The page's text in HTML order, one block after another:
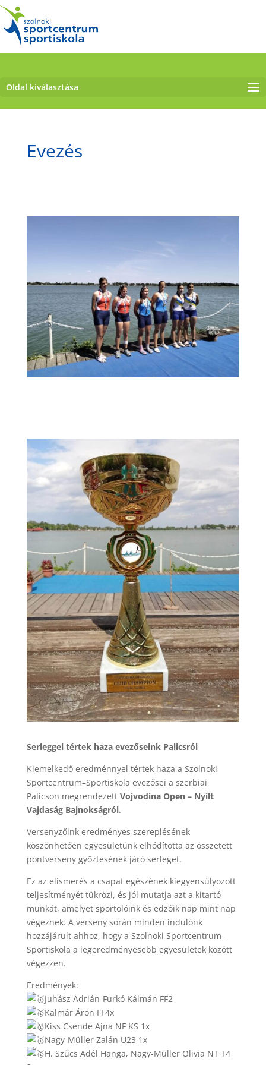
Oldal kiválasztása
Evezés
Serleggel tértek haza evezőseink Palicsról
Kiemelkedő eredménnyel tértek haza a Szolnoki
Sportcentrum–Sportiskola evezősei a szerbiai
Palicson megrendezett Vojvodina Open – Nyílt
Vajdaság Bajnokságról.
Versenyzőink eredményes szereplésének
köszönhetően egyesületünk elhódította az összetett
pontverseny győztesének járó serleget.
Ez az elismerés a csapat egészének kiegyensúlyozott
teljesítményét tükrözi, és jól mutatja azt a kitartó
munkát, amelyet sportolóink és edzőik nap mint nap
végeznek. A verseny során minden indulónk
hozzájárult ahhoz, hogy a Szolnoki Sportcentrum–
Sportiskola a legeredményesebb egyesületek között
végezzen.
Eredmények:
Juhász Adrián-Furkó Kálmán FF2-
Kalmár Áron FF4x
Kiss Csende Ajna NF KS 1x
Nagy-Müller Zalán U23 1x
H. Szűcs Adél Hanga, Nagy-Müller Olivia NT T4